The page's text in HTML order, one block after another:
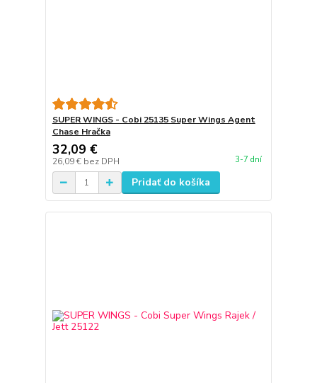
SUPER WINGS - Cobi 25135 Super Wings Agent
Chase Hračka
32,09 €
26,09 € bez DPH 3-7 dní
Pridať do košíka